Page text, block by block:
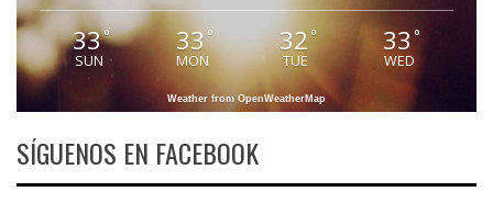
33°
SUN
33°
MON
32°
TUE
33°
WED
Weather from OpenWeatherMap
SÍGUENOS EN FACEBOOK